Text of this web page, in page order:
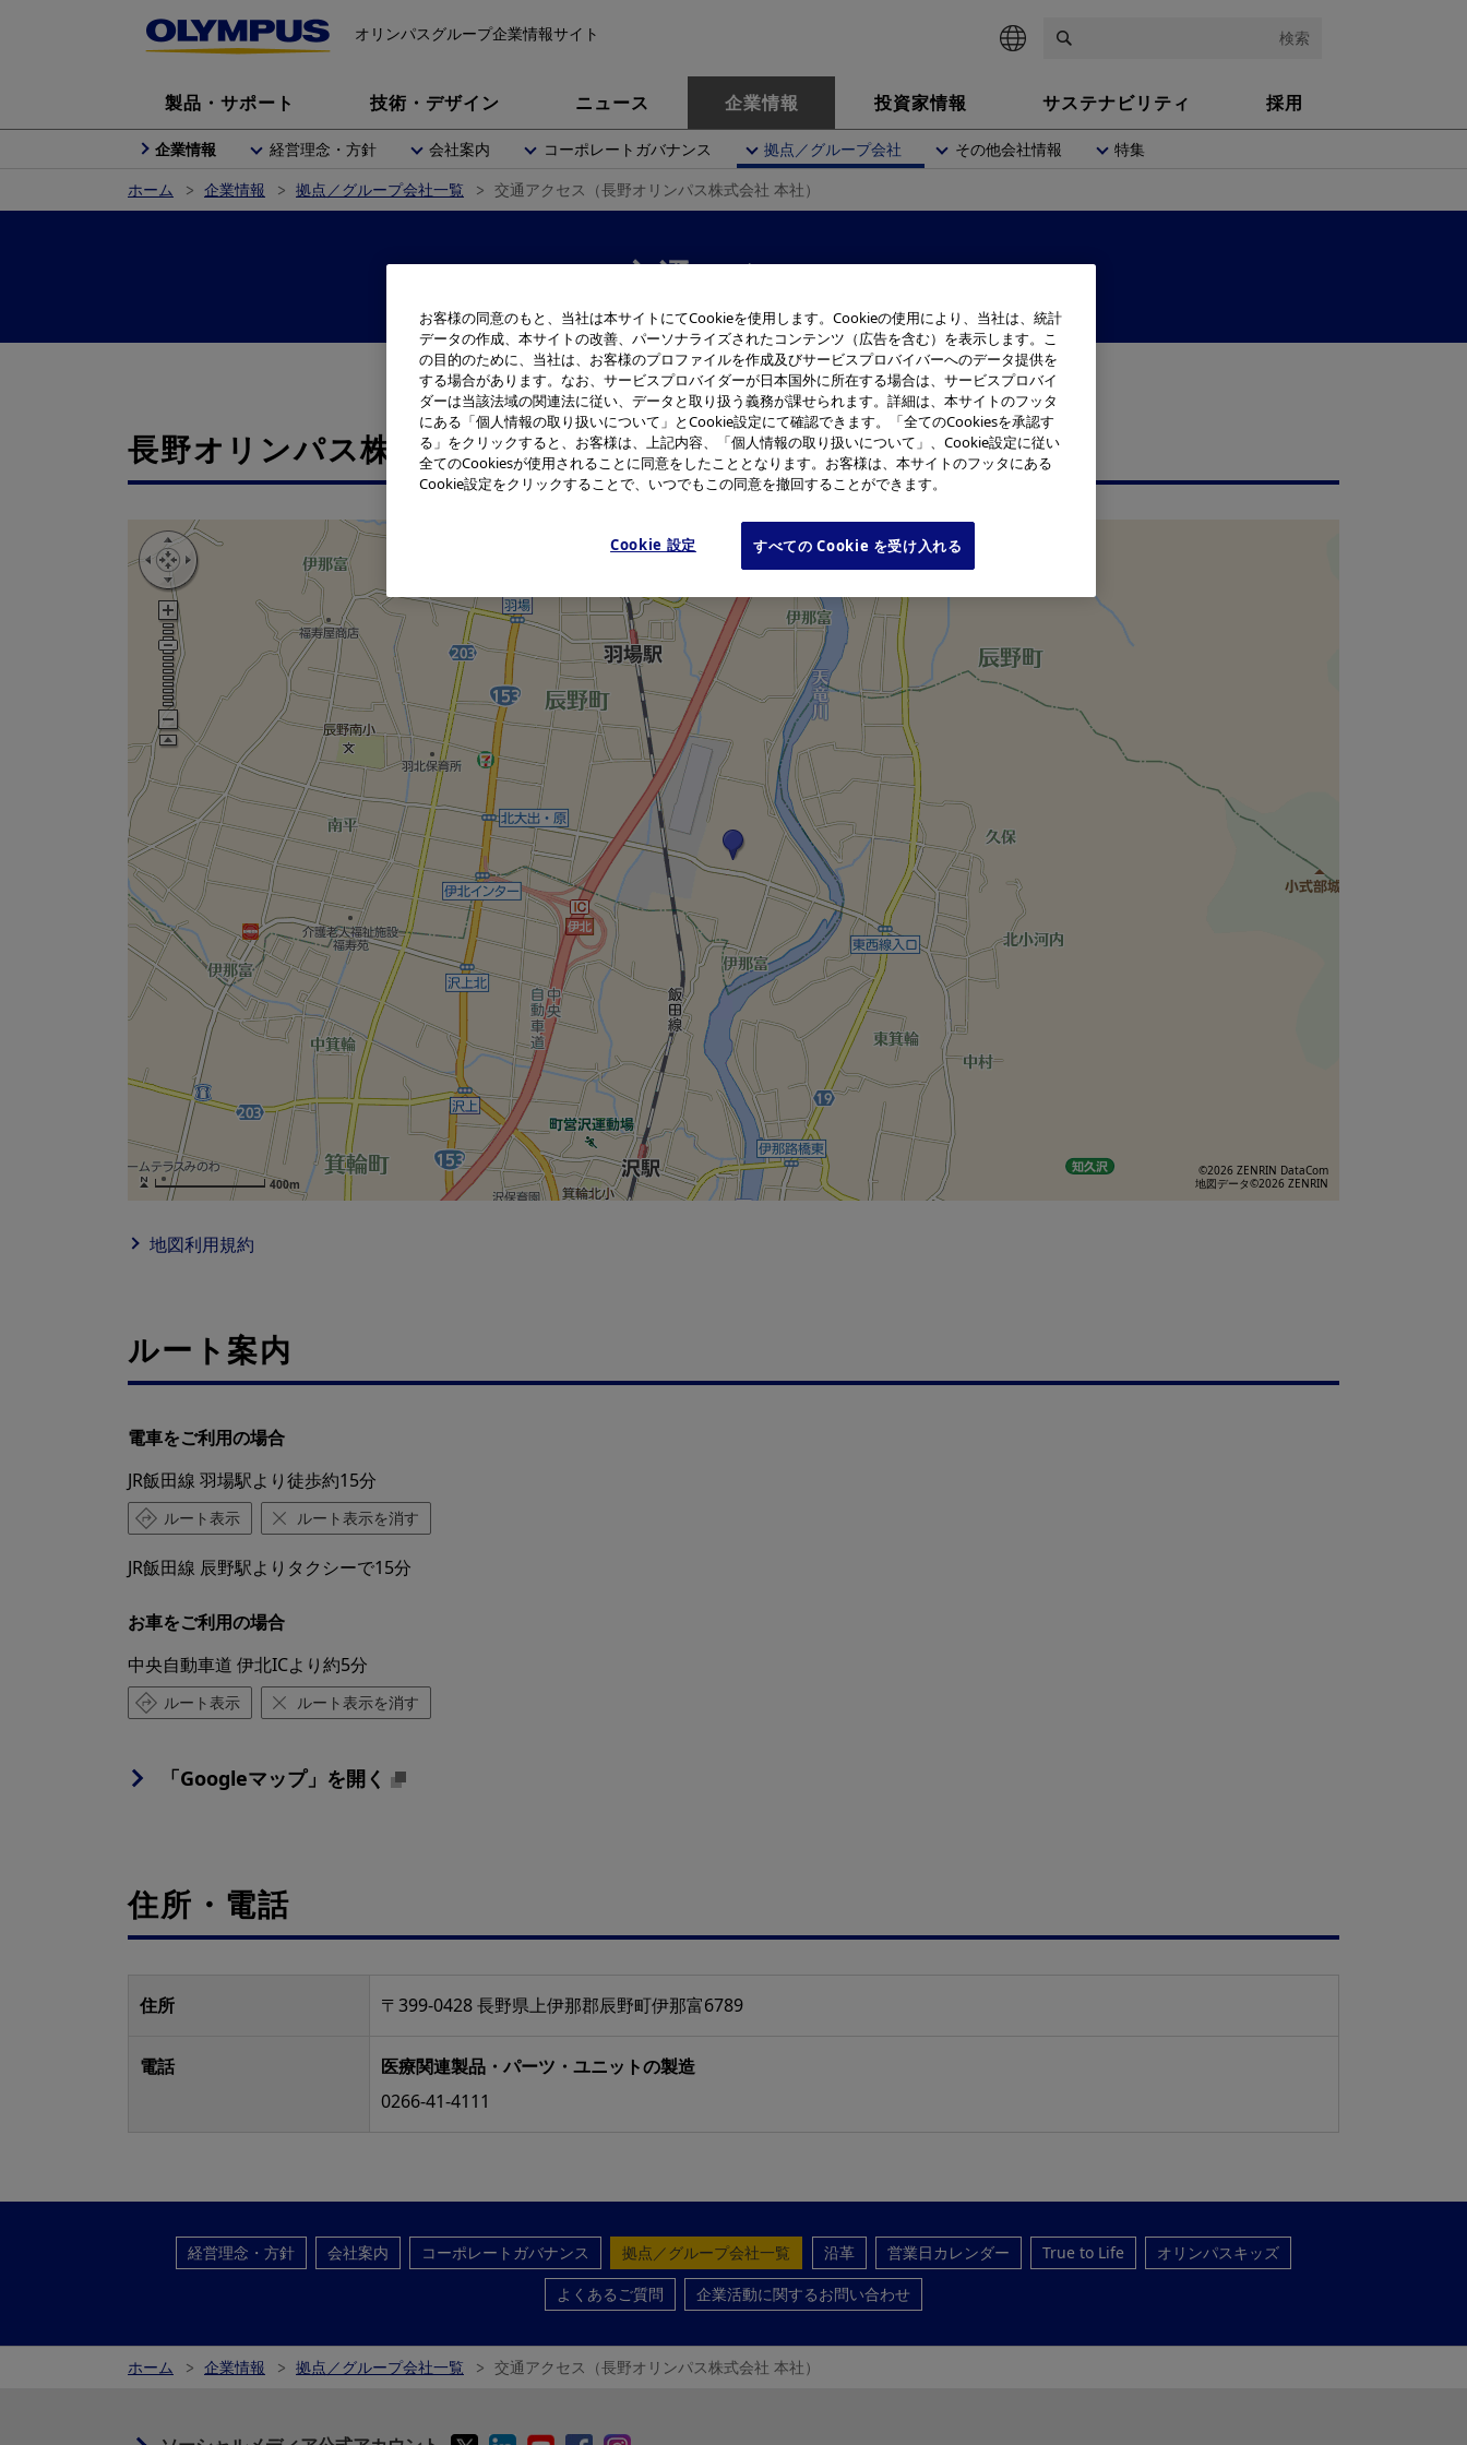
オリンパスグループ企業情報サイト 検索
製品・サポート 技術・デザイン ニュース 企業情報 投資家情報 サステナビリティ 採用
企業情報 経営理念・方針 会社案内 コーポレートガバナンス 拠点／グループ会社 その他会社情報
特集
ホーム
企業情報 拠点／グループ会社一覧 交通アクセス（長野オリンパス株式会社 本社）
交通アクセス
長野オリンパス株式会社 本社
400m
©2026 ZENRIN DataCom
地図データ©2026 ZENRIN
地図利用規約
ルート案内
電車をご利用の場合
JR飯田線 羽場駅より徒歩約15分
ルート表示 ルート表示を消す
JR飯田線 辰野駅よりタクシーで15分
お車をご利用の場合
中央自動車道 伊北ICより約5分
ルート表示 ルート表示を消す
「Googleマップ」を開く
住所・電話
住所 〒399-0428 長野県上伊那郡辰野町伊那富6789
電話
医療関連製品・パーツ・ユニットの製造
0266-41-4111
経営理念・方針 会社案内 コーポレートガバナンス 拠点／グループ会社一覧 沿革 営業日カレンダー True to Life
オリンパスキッズ
よくあるご質問
企業活動に関するお問い合わせ
ホーム 企業情報 拠点／グループ会社一覧 交通アクセス（長野オリンパス株式会社 本社）
お客様の同意のもと、当社は本サイトにてCookieを使用します。Cookieの使用により、当社は、統計
データの作成、本サイトの改善、パーソナライズされたコンテンツ（広告を含む）を表示します。こ
の目的のために、当社は、お客様のプロファイルを作成及びサービスプロバイバーへのデータ提供を
する場合があります。なお、サービスプロバイダーが日本国外に所在する場合は、サービスプロバイ
ダーは当該法域の関連法に従い、データと取り扱う義務が課せられます。詳細は、本サイトのフッタ
にある「個人情報の取り扱いについて」とCookie設定にて確認できます。「全てのCookiesを承認す
る」をクリックすると、お客様は、上記内容、「個人情報の取り扱いについて」、Cookie設定に従い
全てのCookiesが使用されることに同意をしたこととなります。お客様は、本サイトのフッタにある
Cookie設定をクリックすることで、いつでもこの同意を撤回することができます。
Cookie 設定 すべての Cookie を受け入れる